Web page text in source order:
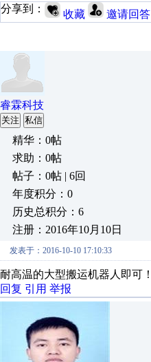
分享到：
收藏 邀请回答
睿霖科技
关注 私信
精华：0帖
求助：0帖
帖子：0帖 | 6回
年度积分：0
历史总积分：6
注册：2016年10月10日
发表于：2016-10-10 17:10:33
耐高温的大型搬运机器人即可！
回复 引用 举报